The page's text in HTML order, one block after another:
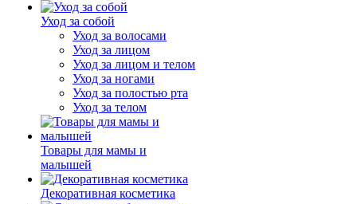
Уход за собой
Уход за волосами
Уход за лицом
Уход за лицом и телом
Уход за ногами
Уход за полостью рта
Уход за телом
Товары для мамы и
малышей
Декоративная косметика